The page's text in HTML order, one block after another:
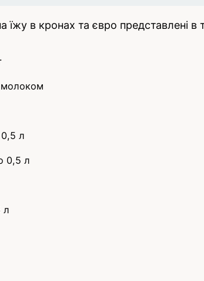
їжу в кронах та євро представлені в
л
0,5 л
л